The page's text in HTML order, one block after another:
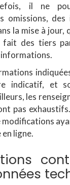
il ne
omissions,
la mise à jour,
des tiers
indicatif, et
les
pas
modifications
ligne.